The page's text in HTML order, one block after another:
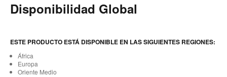
Disponibilidad Global
ESTE PRODUCTO ESTÁ DISPONIBLE EN LAS SIGUIENTES REGIONES:
África
Europa
Oriente Medio